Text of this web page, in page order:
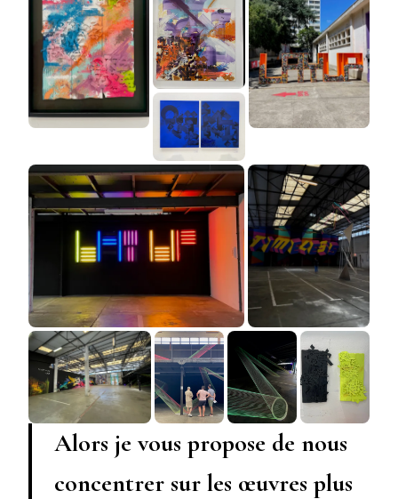
Alors je vous propose de nous
concentrer sur les œuvres plus